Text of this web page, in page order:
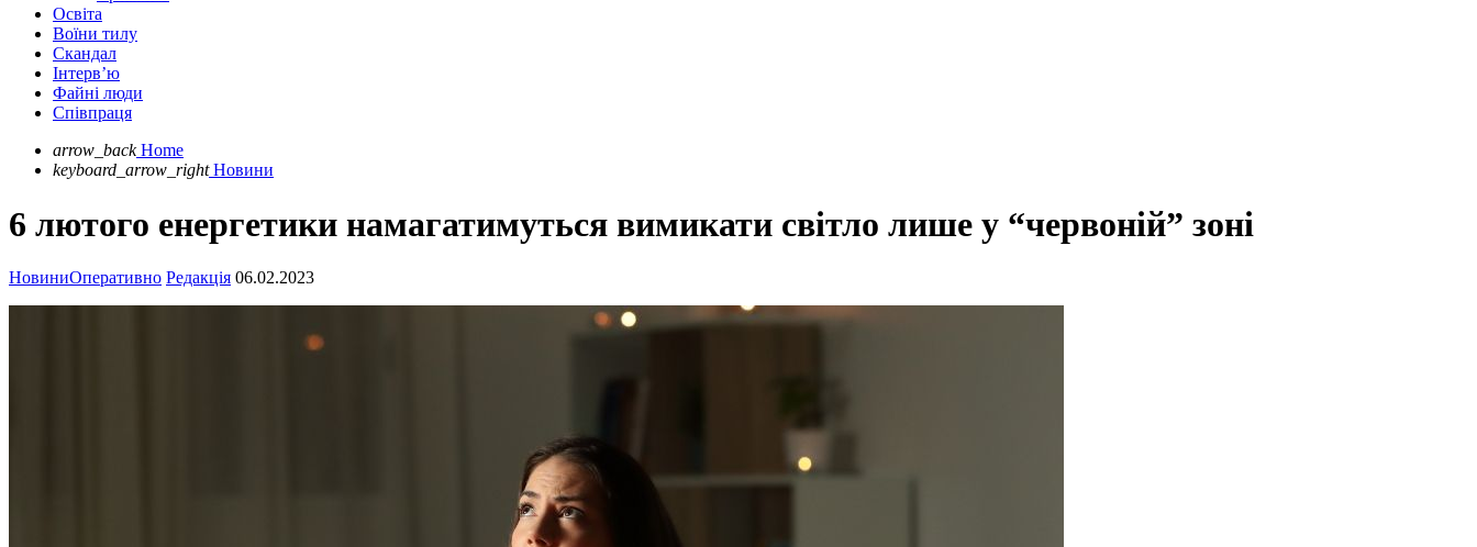
Освіта
Воїни тилу
Скандал
Інтерв’ю
Файні люди
Співпраця
arrow_back Home
keyboard_arrow_right Новини
6 лютого енергетики намагатимуться вимикати світло лише у “червоній” зоні
НовиниОперативно Редакція 06.02.2023